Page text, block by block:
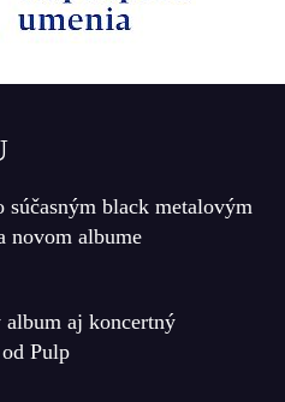
súčasným black metalovým
novom albume
aj koncertný
Pulp